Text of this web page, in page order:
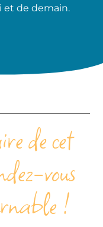
et de demain.
de cet
vous
!